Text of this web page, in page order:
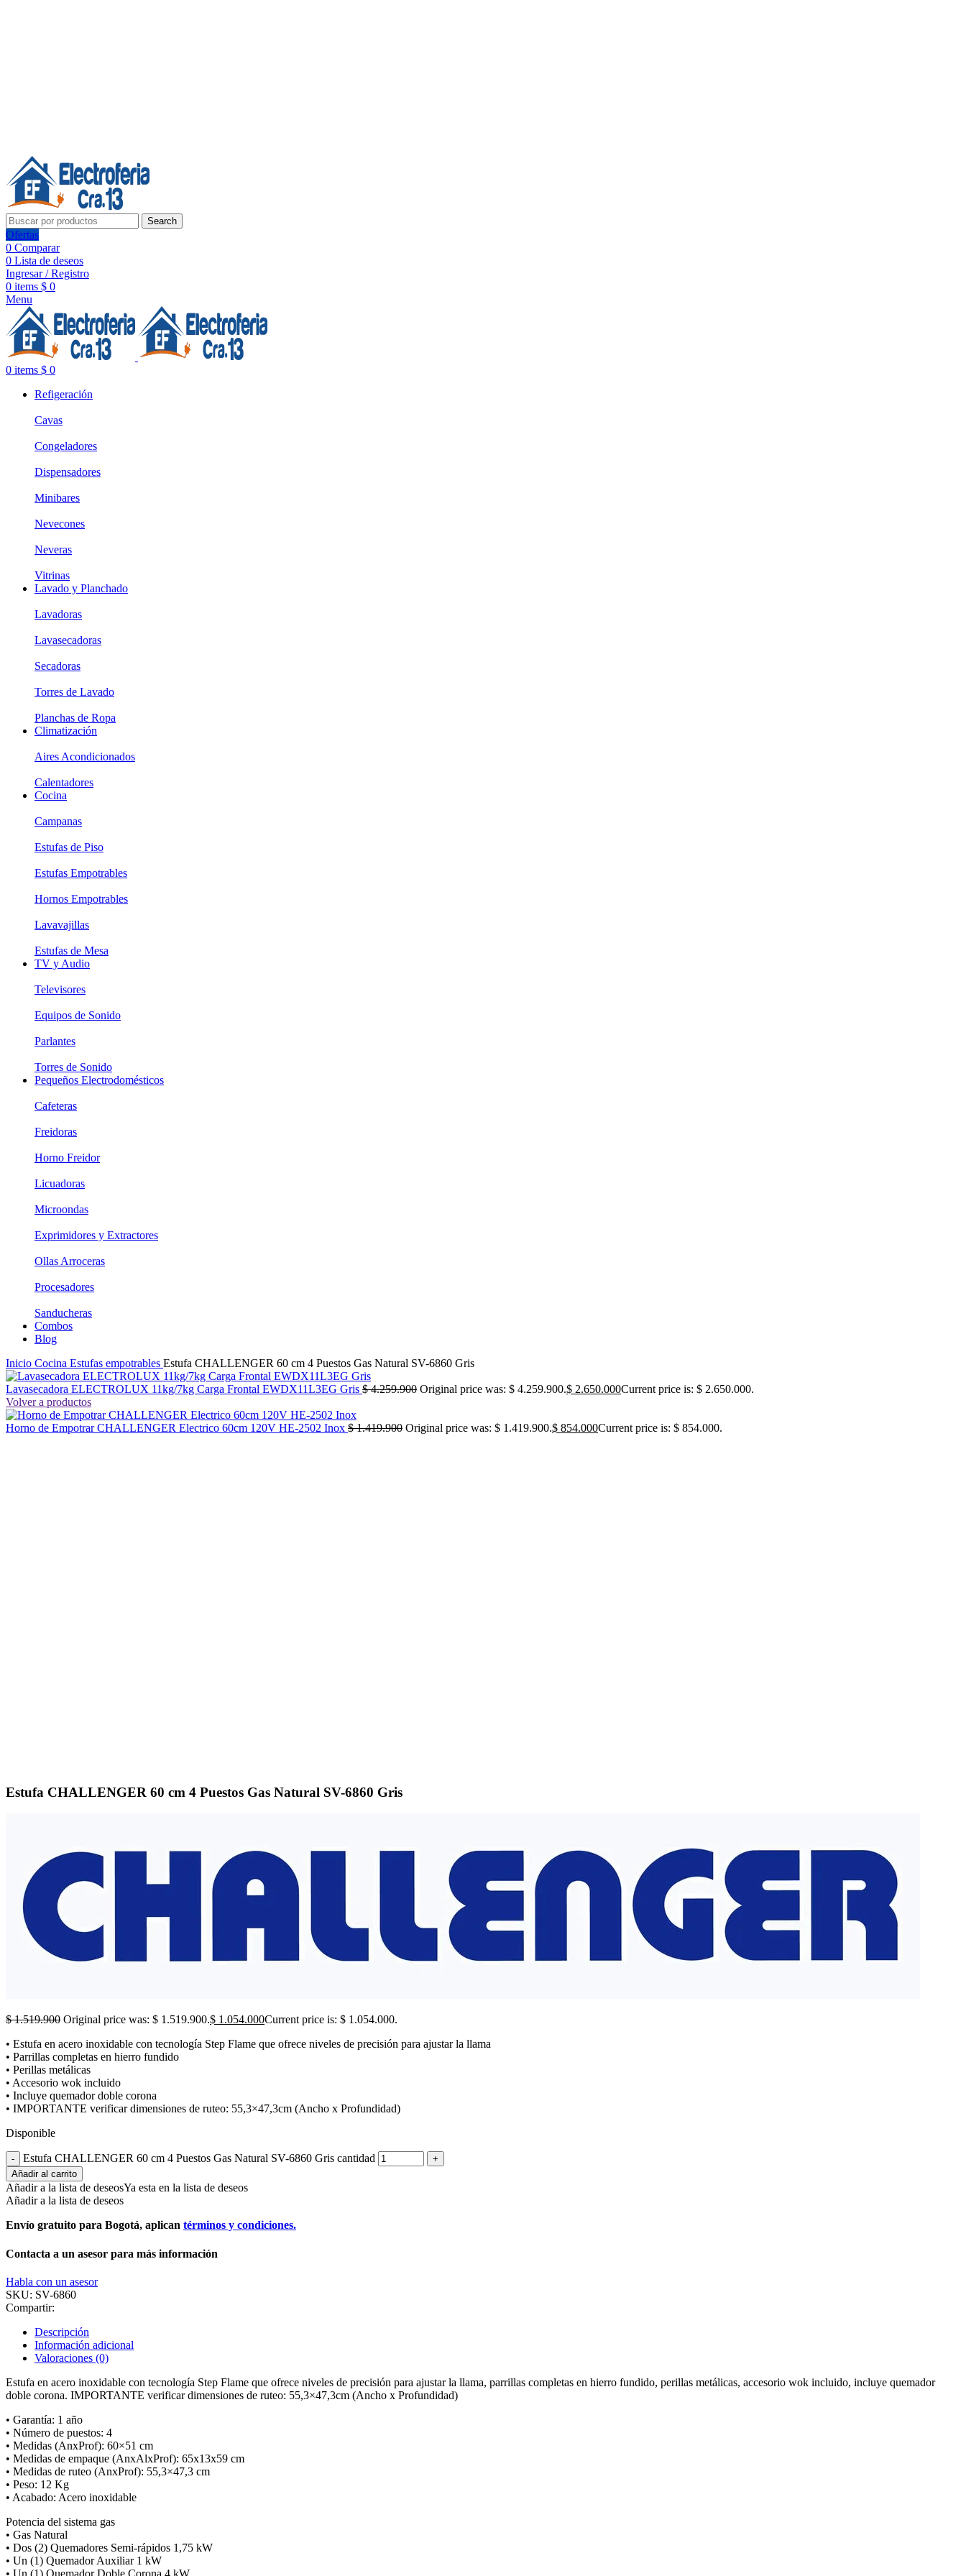
Search
Ofertas
0 Comparar
0 Lista de deseos
Ingresar / Registro
0 items $ 0
Menu
0 items $ 0
Refigeración
Cavas
Congeladores
Dispensadores
Minibares
Nevecones
Neveras
Vitrinas
Lavado y Planchado
Lavadoras
Lavasecadoras
Secadoras
Torres de Lavado
Planchas de Ropa
Climatización
Aires Acondicionados
Calentadores
Cocina
Campanas
Estufas de Piso
Estufas Empotrables
Hornos Empotrables
Lavavajillas
Estufas de Mesa
TV y Audio
Televisores
Equipos de Sonido
Parlantes
Torres de Sonido
Pequeños Electrodomésticos
Cafeteras
Freidoras
Horno Freidor
Licuadoras
Microondas
Exprimidores y Extractores
Ollas Arroceras
Procesadores
Sanducheras
Combos
Blog
Inicio Cocina Estufas empotrables Estufa CHALLENGER 60 cm 4 Puestos Gas Natural SV-6860 Gris
Lavasecadora ELECTROLUX 11kg/7kg Carga Frontal EWDX11L3EG Gris $4.259.900 Original price was: $ 4.259.900.$ 2.650.000Current price is: $ 2.650.000.
Volver a productos
Horno de Empotrar CHALLENGER Electrico 60cm 120V HE-2502 Inox $1.419.900 Original price was: $ 1.419.900.$ 854.000Current price is: $ 854.000.
Estufa CHALLENGER 60 cm 4 Puestos Gas Natural SV-6860 Gris
$1.519.900 Original price was: $ 1.519.900.$ 1.054.000Current price is: $ 1.054.000.
• Estufa en acero inoxidable con tecnología Step Flame que ofrece niveles de precisión para ajustar la llama
• Parrillas completas en hierro fundido
• Perillas metálicas
• Accesorio wok incluido
• Incluye quemador doble corona
• IMPORTANTE verificar dimensiones de ruteo: 55,3×47,3cm (Ancho x Profundidad)
Disponible
Estufa CHALLENGER 60 cm 4 Puestos Gas Natural SV-6860 Gris cantidad
Añadir al carrito
Añadir a la lista de deseosYa esta en la lista de deseos
Añadir a la lista de deseos
Envío gratuito para Bogotá, aplican términos y condiciones.
Contacta a un asesor para más información
Habla con un asesor
SKU: SV-6860
Compartir:
Descripción
Información adicional
Valoraciones (0)
Estufa en acero inoxidable con tecnología Step Flame que ofrece niveles de precisión para ajustar la llama, parrillas completas en hierro fundido, perillas metálicas, accesorio wok incluido, incluye quemador
doble corona. IMPORTANTE verificar dimensiones de ruteo: 55,3×47,3cm (Ancho x Profundidad)
• Garantía: 1 año
• Número de puestos: 4
• Medidas (AnxProf): 60×51 cm
• Medidas de empaque (AnxAlxProf): 65x13x59 cm
• Medidas de ruteo (AnxProf): 55,3×47,3 cm
• Peso: 12 Kg
• Acabado: Acero inoxidable
Potencia del sistema gas
• Gas Natural
• Dos (2) Quemadores Semi-rápidos 1,75 kW
• Un (1) Quemador Auxiliar 1 kW
• Un (1) Quemador Doble Corona 4 kW